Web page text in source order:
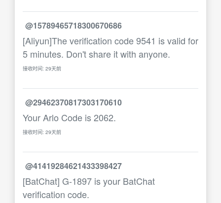
@15789465718300670686
[Aliyun]The verification code 9541 is valid for
5 minutes. Don't share it with anyone.
接收时间: 29天前
@29462370817303170610
Your Arlo Code is 2062.
接收时间: 29天前
@41419284621433398427
[BatChat] G-1897 is your BatChat
verification code.